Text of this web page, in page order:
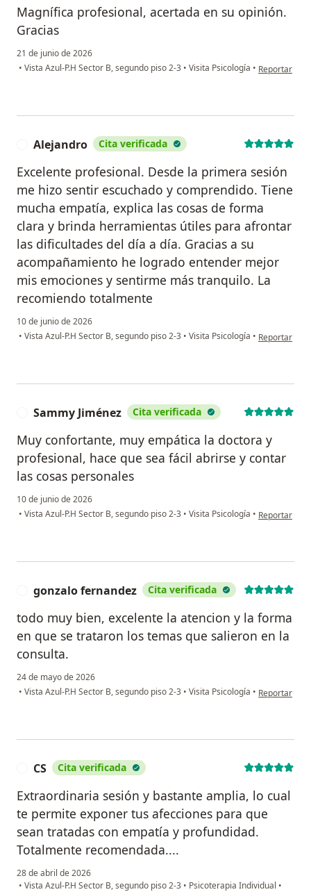
Magnífica profesional, acertada en su opinión.
Gracias
21 de junio de 2026
• Vista Azul-P.H Sector B, segundo piso 2-3 • Visita Psicología • en opinión
Reportar
Alejandro Cita verificada
Excelente profesional. Desde la primera sesión
me hizo sentir escuchado y comprendido. Tiene
mucha empatía, explica las cosas de forma
clara y brinda herramientas útiles para afrontar
las dificultades del día a día. Gracias a su
acompañamiento he logrado entender mejor
mis emociones y sentirme más tranquilo. La
recomiendo totalmente
10 de junio de 2026
• Vista Azul-P.H Sector B, segundo piso 2-3 • Visita Psicología • en opinión
Reportar
Sammy Jiménez Cita verificada
Muy confortante, muy empática la doctora y
profesional, hace que sea fácil abrirse y contar
las cosas personales
10 de junio de 2026
• Vista Azul-P.H Sector B, segundo piso 2-3 • Visita Psicología • en opinión
Reportar
gonzalo fernandez Cita verificada
todo muy bien, excelente la atencion y la forma
en que se trataron los temas que salieron en la
consulta.
24 de mayo de 2026
• Vista Azul-P.H Sector B, segundo piso 2-3 • Visita Psicología • en opinión
Reportar
CS Cita verificada
Extraordinaria sesión y bastante amplia, lo cual
te permite exponer tus afecciones para que
sean tratadas con empatía y profundidad.
Totalmente recomendada....
28 de abril de 2026
• Vista Azul-P.H Sector B, segundo piso 2-3 • Psicoterapia Individual •